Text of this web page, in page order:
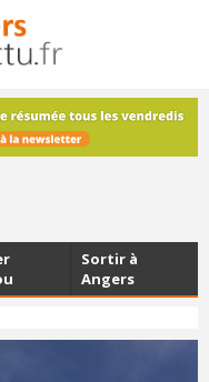
vendredi dans
Sortir à
Angers